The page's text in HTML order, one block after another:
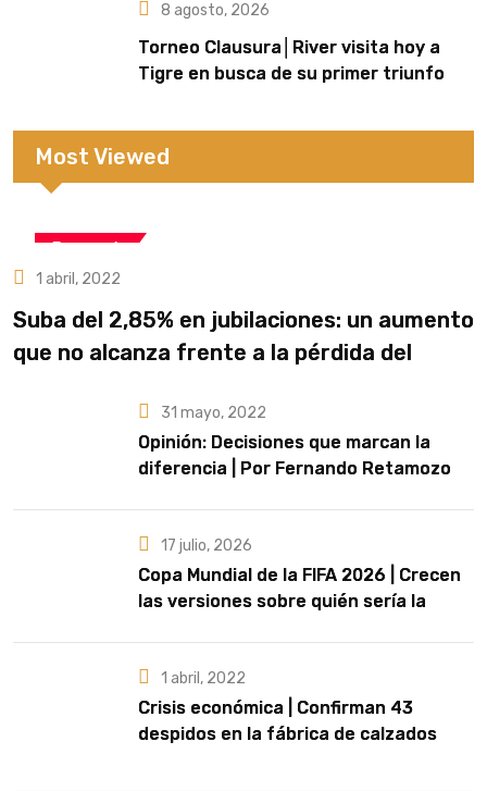
8 agosto, 2026
Torneo Clausura│River visita hoy a
Tigre en busca de su primer triunfo
Most Viewed
Economía
1 abril, 2022
Suba del 2,85% en jubilaciones: un aumento
que no alcanza frente a la pérdida del
31 mayo, 2022
Opinión: Decisiones que marcan la
diferencia | Por Fernando Retamozo
17 julio, 2026
Copa Mundial de la FIFA 2026 | Crecen
las versiones sobre quién sería la
1 abril, 2022
Crisis económica | Confirman 43
despidos en la fábrica de calzados